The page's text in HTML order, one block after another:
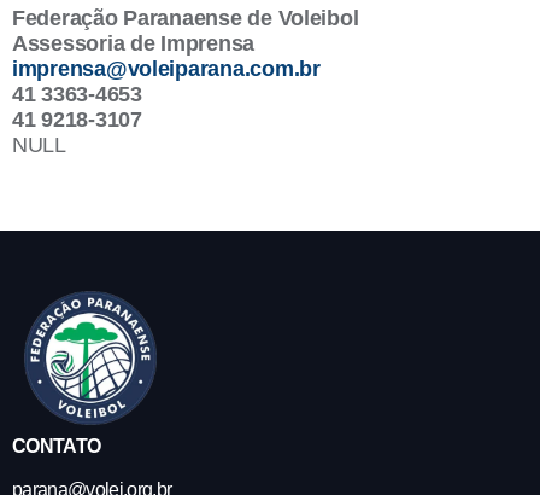
Federação Paranaense de Voleibol
Assessoria de Imprensa
imprensa@voleiparana.com.br
41 3363-4653
41 9218-3107
NULL
CONTATO
parana@volei.org.br